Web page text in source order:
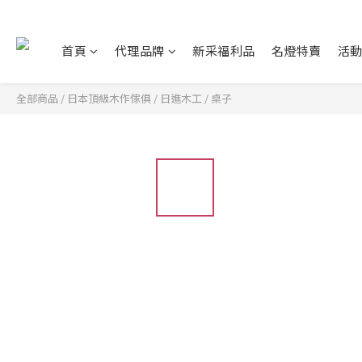
首頁 代理品牌 新采福利品 名燈特賣 活
全部商品 / 日本頂級木作傢俱 / 日進木工 / 桌子